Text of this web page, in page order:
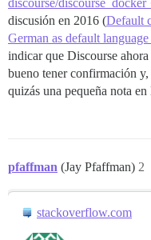
discourse/discourse_docker
discusión en 2016 (Default
German as default
indicar que Discourse
bueno tener confirmación
quizás una pequeña nota
pfaffman (Jay Pfaffman) 2
stackoverflow.com